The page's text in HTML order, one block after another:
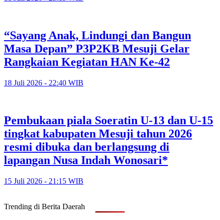
“Sayang Anak, Lindungi dan Bangun
Masa Depan” P3P2KB Mesuji Gelar
Rangkaian Kegiatan HAN Ke-42
18 Juli 2026 - 22:40 WIB
Pembukaan piala Soeratin U-13 dan U-15
tingkat kabupaten Mesuji tahun 2026
resmi dibuka dan berlangsung di
lapangan Nusa Indah Wonosari*
15 Juli 2026 - 21:15 WIB
Trending di Berita Daerah